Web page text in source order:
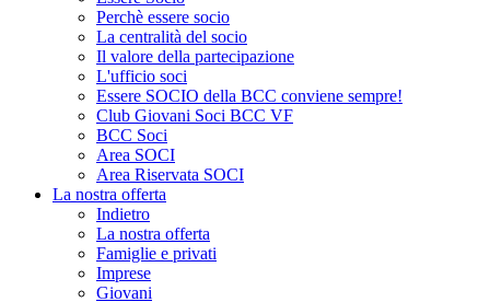
Perchè essere socio
La centralità del socio
Il valore della partecipazione
L'ufficio soci
Essere SOCIO della BCC conviene sempre!
Club Giovani Soci BCC VF
BCC Soci
Area SOCI
Area Riservata SOCI
La nostra offerta
Indietro
La nostra offerta
Famiglie e privati
Imprese
Giovani